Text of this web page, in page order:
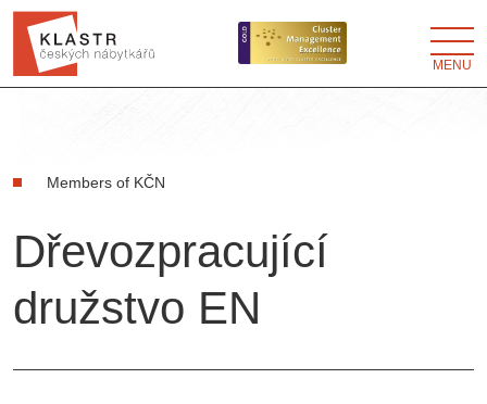
MENU
Members of KČN
Dřevozpracující
družstvo EN